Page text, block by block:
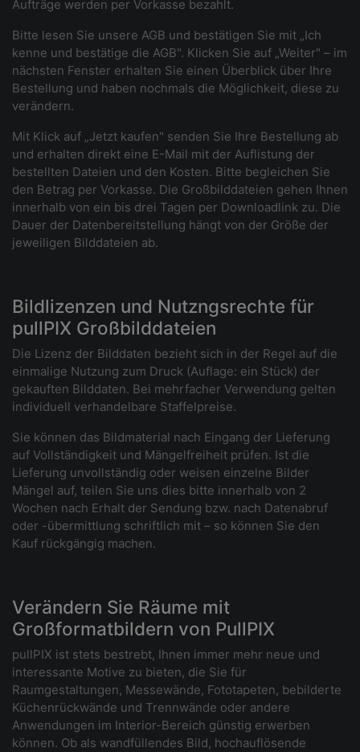
Aufträge werden per Vorkasse bezahlt.
Bitte lesen Sie unsere AGB und bestätigen Sie mit „Ich
kenne und bestätige die AGB". Klicken Sie auf „Weiter" – im
nächsten Fenster erhalten Sie einen Überblick über Ihre
Bestellung und haben nochmals die Möglichkeit, diese zu
verändern.
Mit Klick auf „Jetzt kaufen" senden Sie Ihre Bestellung ab
und erhalten direkt eine E-Mail mit der Auflistung der
bestellten Dateien und den Kosten. Bitte begleichen Sie
den Betrag per Vorkasse. Die Großbilddateien gehen Ihnen
innerhalb von ein bis drei Tagen per Downloadlink zu. Die
Dauer der Datenbereitstellung hängt von der Größe der
jeweiligen Bilddateien ab.
Bildlizenzen und Nutzngsrechte für
pullPIX Großbilddateien
Die Lizenz der Bilddaten bezieht sich in der Regel auf die
einmalige Nutzung zum Druck (Auflage: ein Stück) der
gekauften Bilddaten. Bei mehrfacher Verwendung gelten
individuell verhandelbare Staffelpreise.
Sie können das Bildmaterial nach Eingang der Lieferung
auf Vollständigkeit und Mängelfreiheit prüfen. Ist die
Lieferung unvollständig oder weisen einzelne Bilder
Mängel auf, teilen Sie uns dies bitte innerhalb von 2
Wochen nach Erhalt der Sendung bzw. nach Datenabruf
oder -übermittlung schriftlich mit – so können Sie den
Kauf rückgängig machen.
Verändern Sie Räume mit
Großformatbildern von PullPIX
pullPIX ist stets bestrebt, Ihnen immer mehr neue und
interessante Motive zu bieten, die Sie für
Raumgestaltungen, Messewände, Fototapeten, bebilderte
Küchenrückwände und Trennwände oder andere
Anwendungen im Interior-Bereich günstig erwerben
können. Ob als wandfüllendes Bild, hochauflösende